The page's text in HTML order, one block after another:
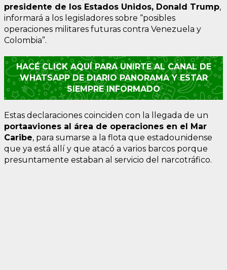
presidente de los Estados Unidos, Donald Trump,
informará a los legisladores sobre “posibles
operaciones militares futuras contra Venezuela y
Colombia”.
HACÉ CLICK AQUÍ PARA UNIRTE AL CANAL DE
WHATSAPP DE DIARIO PANORAMA Y ESTAR
SIEMPRE INFORMADO
Estas declaraciones coinciden con la llegada de un
portaaviones al área de operaciones en el Mar
Caribe, para sumarse a la flota que estadounidense
que ya está allí y que atacó a varios barcos porque
presuntamente estaban al servicio del narcotráfico.